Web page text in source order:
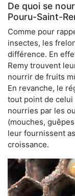
De quoi se
Pouru-Saint-
Comme pour
insectes, les
différence. En
Remy trouvent
nourrir de fruits
En revanche, le
tout point de
nourries par les
(mouches,
leur fournissent
croissance.